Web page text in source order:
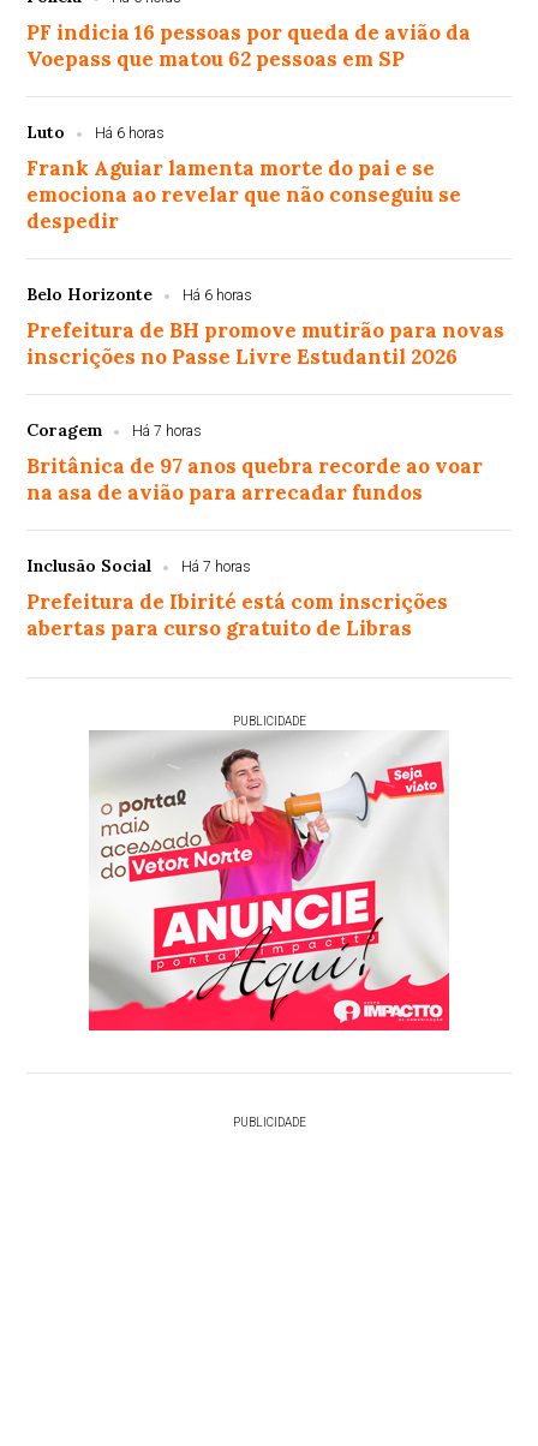
PF indicia 16 pessoas por queda de avião da
Voepass que matou 62 pessoas em SP
Luto Há 6 horas
Frank Aguiar lamenta morte do pai e se
emociona ao revelar que não conseguiu se
despedir
Belo Horizonte Há 6 horas
Prefeitura de BH promove mutirão para novas
inscrições no Passe Livre Estudantil 2026
Coragem Há 7 horas
Britânica de 97 anos quebra recorde ao voar
na asa de avião para arrecadar fundos
Inclusão Social Há 7 horas
Prefeitura de Ibirité está com inscrições
abertas para curso gratuito de Libras
PUBLICIDADE
PUBLICIDADE